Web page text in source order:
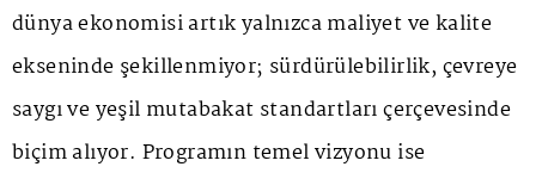
dünya ekonomisi artık yalnızca maliyet ve kalite
ekseninde şekillenmiyor; sürdürülebilirlik, çevreye
saygı ve yeşil mutabakat standartları çerçevesinde
biçim alıyor. Programın temel vizyonu ise